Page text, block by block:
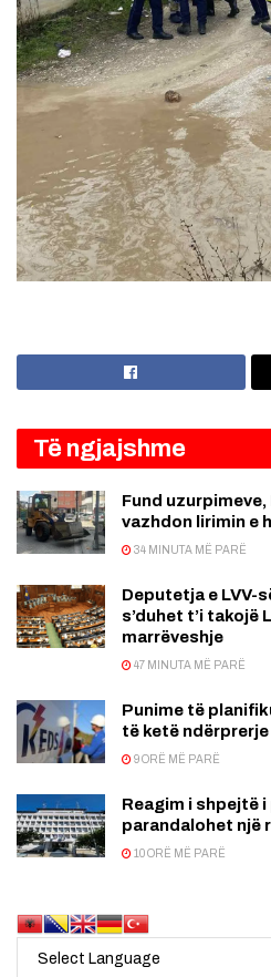
Të ngjajshme
Fund
vazhdon lirimin e
34 MINUTA MË PARË
Deputetja e LVV-
s’duhet t’i takojë
marrëveshje
47 MINUTA MË PARË
Punime të
të ketë
9 ORË MË PARË
Reagim i shpejtë
parandalohet një
10 ORË MË PARË